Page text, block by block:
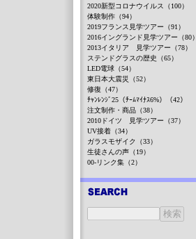
2020新型コロナウイルス（100）
体験制作（94）
2019フランス見学ツアー（91）
2016イングランド見学ツアー（80）
2013イタリア 見学ツアー（78）
ステンドグラスの歴史（65）
LED電球（54）
東日本大震災（52）
修復（47）
ﾁｬﾝﾚﾝｼﾞ25（ﾁｰﾑﾏｲﾅｽ6%）（42）
注文制作・商品（38）
2010ドイツ 見学ツアー（37）
UV接着（34）
ガラスモザイク（33）
生徒さんの声（19）
00-リンク集（2）